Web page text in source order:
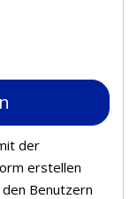
der
erstellen
Benutzern